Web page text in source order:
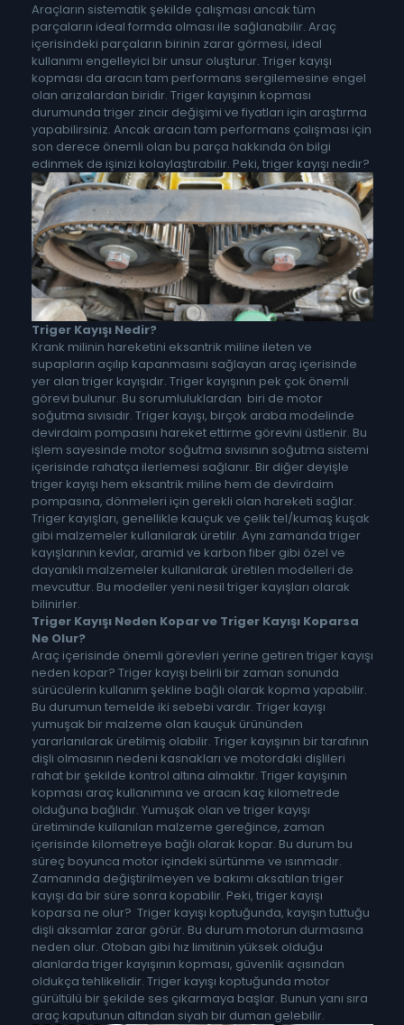
Araçların sistematik şekilde çalışması ancak tüm
parçaların ideal formda olması ile sağlanabilir. Araç
içerisindeki parçaların birinin zarar görmesi, ideal
kullanımı engelleyici bir unsur oluşturur. Triger kayışı
kopması da aracın tam performans sergilemesine engel
olan arızalardan biridir. Triger kayışının kopması
durumunda triger zincir değişimi ve fiyatları için araştırma
yapabilirsiniz. Ancak aracın tam performans çalışması için
son derece önemli olan bu parça hakkında ön bilgi
edinmek de işinizi kolaylaştırabilir. Peki, triger kayışı nedir?
Triger Kayışı Nedir?
Krank milinin hareketini eksantrik miline ileten ve
supapların açılıp kapanmasını sağlayan araç içerisinde
yer alan triger kayışıdır. Triger kayışının pek çok önemli
görevi bulunur. Bu sorumluluklardan biri de motor
soğutma sıvısıdır. Triger kayışı, birçok araba modelinde
devirdaim pompasını hareket ettirme görevini üstlenir. Bu
işlem sayesinde motor soğutma sıvısının soğutma sistemi
içerisinde rahatça ilerlemesi sağlanır. Bir diğer deyişle
triger kayışı hem eksantrik miline hem de devirdaim
pompasına, dönmeleri için gerekli olan hareketi sağlar.
Triger kayışları, genellikle kauçuk ve çelik tel/kumaş kuşak
gibi malzemeler kullanılarak üretilir. Aynı zamanda triger
kayışlarının kevlar, aramid ve karbon fiber gibi özel ve
dayanıklı malzemeler kullanılarak üretilen modelleri de
mevcuttur. Bu modeller yeni nesil triger kayışları olarak
bilinirler.
Triger Kayışı Neden Kopar ve Triger Kayışı Koparsa
Ne Olur?
Araç içerisinde önemli görevleri yerine getiren triger kayışı
neden kopar? Triger kayışı belirli bir zaman sonunda
sürücülerin kullanım şekline bağlı olarak kopma yapabilir.
Bu durumun temelde iki sebebi vardır. Triger kayışı
yumuşak bir malzeme olan kauçuk ürününden
yararlanılarak üretilmiş olabilir. Triger kayışının bir tarafının
dişli olmasının nedeni kasnakları ve motordaki dişlileri
rahat bir şekilde kontrol altına almaktır. Triger kayışının
kopması araç kullanımına ve aracın kaç kilometrede
olduğuna bağlıdır. Yumuşak olan ve triger kayışı
üretiminde kullanılan malzeme gereğince, zaman
içerisinde kilometreye bağlı olarak kopar. Bu durum bu
süreç boyunca motor içindeki sürtünme ve ısınmadır.
Zamanında değiştirilmeyen ve bakımı aksatılan triger
kayışı da bir süre sonra kopabilir. Peki, triger kayışı
koparsa ne olur? Triger kayışı koptuğunda, kayışın tuttuğu
dişli aksamlar zarar görür. Bu durum motorun durmasına
neden olur. Otoban gibi hız limitinin yüksek olduğu
alanlarda triger kayışının kopması, güvenlik açısından
oldukça tehlikelidir. Triger kayışı koptuğunda motor
gürültülü bir şekilde ses çıkarmaya başlar. Bunun yanı sıra
araç kaputunun altından siyah bir duman gelebilir.